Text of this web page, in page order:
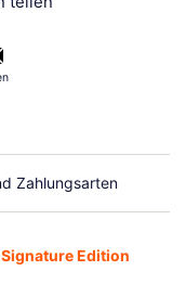
Zahlungsarten
Edition